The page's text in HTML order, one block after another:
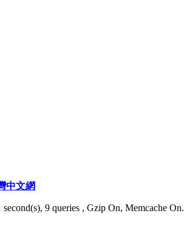
中文網
second(s), 9 queries , Gzip On, Memcache On.